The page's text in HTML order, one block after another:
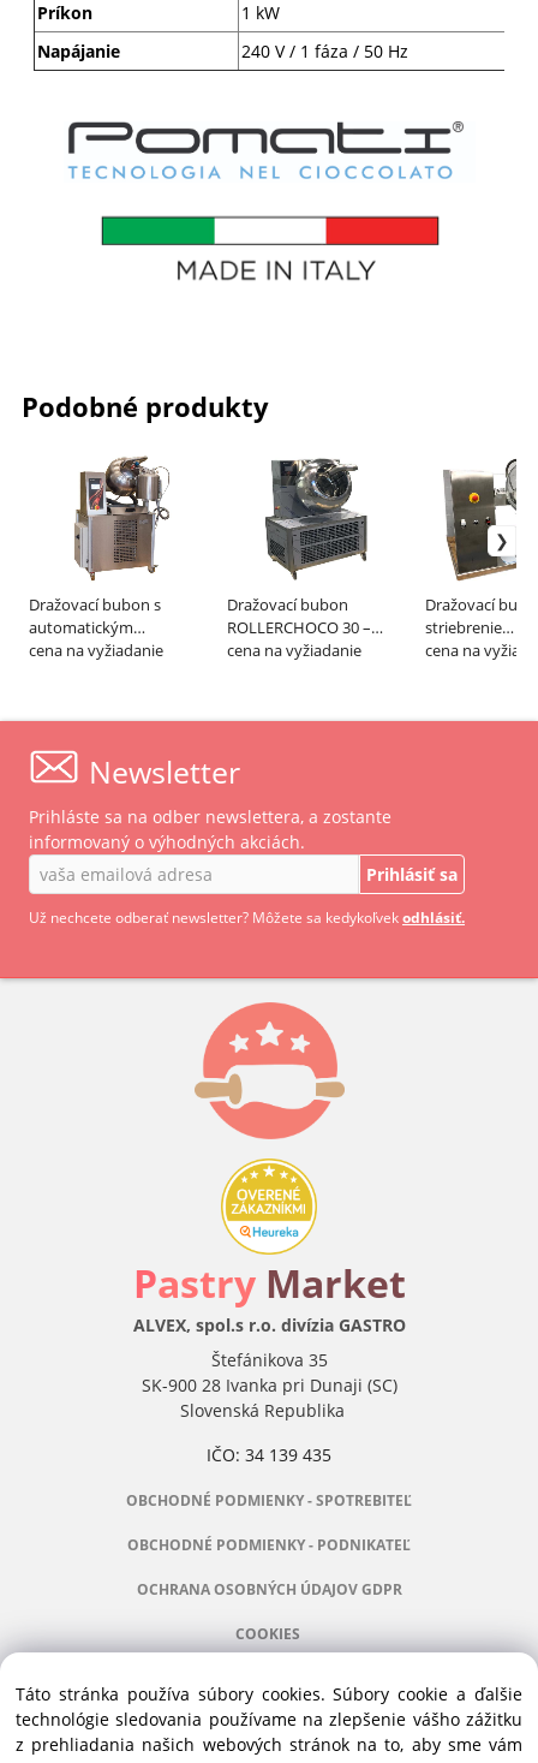
Príkon
1 kW
Napájanie
240 V / 1 fáza / 50 Hz
Podobné produkty
Dražovací bubon s
automatickým
vyklápaním
cena na vyžiadanie
Dražovací bubon
ROLLERCHOCO 30 –
ROLLERMAC
cena na vyžiadanie
Dražovací
striebrenie
ROLLERSILVER
cena na
Newsletter
Prihláste sa na odber newslettera, a zostante
informovaný o výhodných akciách.
Prihlásiť sa
Už nechcete odberať newsletter? Môžete sa kedykoľvekodhlásiť.
Pastry Market
ALVEX, spol.s r.o. divízia GASTRO
Štefánikova 35
SK-900 28 Ivanka pri Dunaji (SC)
Slovenská Republika
IČO: 34 139 435
OBCHODNÉ PODMIENKY - SPOTREBITEĽ
OBCHODNÉ PODMIENKY - PODNIKATEĽ
OCHRANA OSOBNÝCH ÚDAJOV GDPR
COOKIES
Manažér:+421 911 031 991
Táto stránka používa súbory cookies. Súbory cookie a ďalšie
technológie sledovania používame na zlepšenie vášho zážitku
z prehliadania našich webových stránok na to, aby sme vám